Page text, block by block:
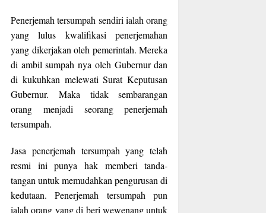
Penerjemah tersumpah sendiri ialah orang
yang lulus kwalifikasi penerjemahan
yang dikerjakan oleh pemerintah. Mereka
di ambil sumpah nya oleh Gubernur dan
di kukuhkan melewati Surat Keputusan
Gubernur. Maka tidak sembarangan
orang menjadi seorang penerjemah
tersumpah.
Jasa penerjemah tersumpah yang telah
resmi ini punya hak memberi tanda-
tangan untuk memudahkan pengurusan di
kedutaan. Penerjemah tersumpah pun
ialah orang yang di beri wewenang untuk